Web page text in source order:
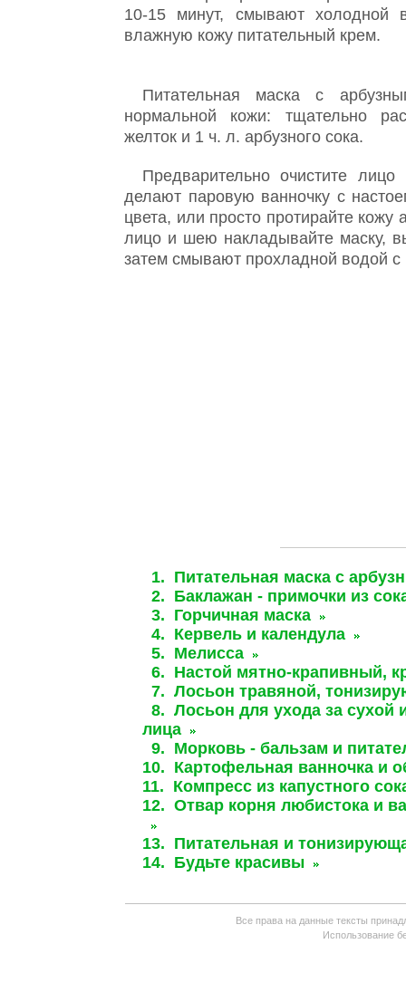
10-15 минут, смывают холодной
влажную кожу питательный крем.
Питательная маска с
нормальной кожи: тщательно
желток и 1 ч. л. арбузного сока.
Предварительно очистите
делают паровую ванночку с
цвета, или просто протирайте
лицо и шею накладывайте маску,
затем смывают прохладной водой
1. Питательная маска с
2. Баклажан - примочки из
3. Горчичная маска
4. Кервель и календула
5. Мелисса
6. Настой мятно-крапивный,
7. Лосьон травяной,
8. Лосьон для ухода за сухой
лица
9. Морковь - бальзам и
10. Картофельная ванночка и
11. Компресс из капустного
12. Отвар корня любистока и
13. Питательная и
14. Будьте красивы
Все права на данные тексты
Использование